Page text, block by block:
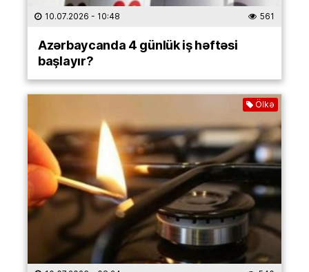
10.07.2026 - 10:48 561
Azərbaycanda 4 günlük iş həftəsi
başlayır?
Ölkə